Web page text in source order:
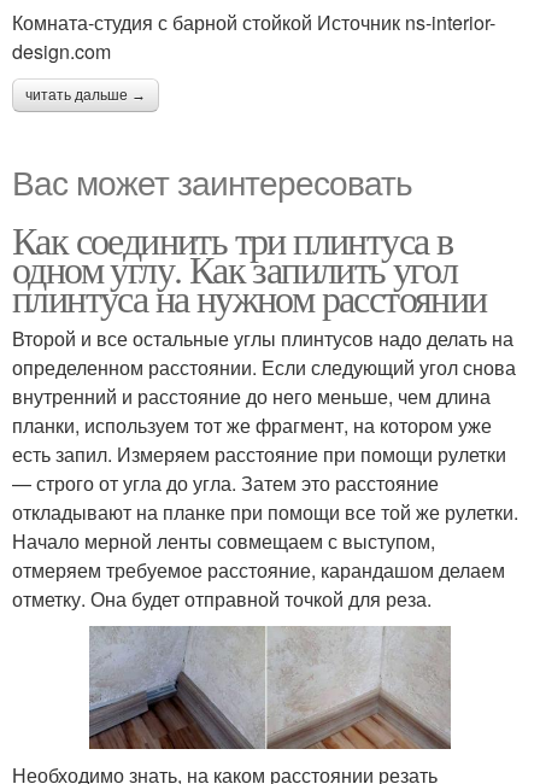
Комната-студия с барной стойкой Источник ns-interior-
design.com
читать дальше →
Вас может заинтересовать
Как соединить три плинтуса в
одном углу. Как запилить угол
плинтуса на нужном расстоянии
Второй и все остальные углы плинтусов надо делать на
определенном расстоянии. Если следующий угол снова
внутренний и расстояние до него меньше, чем длина
планки, используем тот же фрагмент, на котором уже
есть запил. Измеряем расстояние при помощи рулетки
— строго от угла до угла. Затем это расстояние
откладывают на планке при помощи все той же рулетки.
Начало мерной ленты совмещаем с выступом,
отмеряем требуемое расстояние, карандашом делаем
отметку. Она будет отправной точкой для реза.
Необходимо знать, на каком расстоянии резать